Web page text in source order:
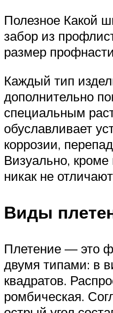
Полезное Какой
забор из
размер
Каждый тип
дополнительно
специальным
обуславливает
коррозии,
Визуально, кроме
никак не
Виды
Плетение — это
двумя типами: в
квадратов.
ромбическая.